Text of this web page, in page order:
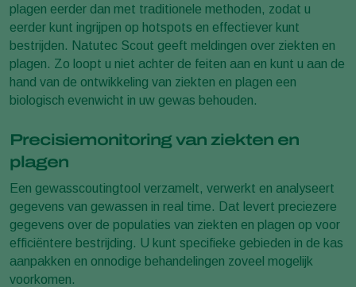
plagen eerder dan met traditionele methoden, zodat u
eerder kunt ingrijpen op hotspots en effectiever kunt
bestrijden. Natutec Scout geeft meldingen over ziekten en
plagen. Zo loopt u niet achter de feiten aan en kunt u aan de
hand van de ontwikkeling van ziekten en plagen een
biologisch evenwicht in uw gewas behouden.
Precisiemonitoring van ziekten en
plagen
Een gewasscoutingtool verzamelt, verwerkt en analyseert
gegevens van gewassen in real time. Dat levert preciezere
gegevens over de populaties van ziekten en plagen op voor
efficiëntere bestrijding. U kunt specifieke gebieden in de kas
aanpakken en onnodige behandelingen zoveel mogelijk
voorkomen.